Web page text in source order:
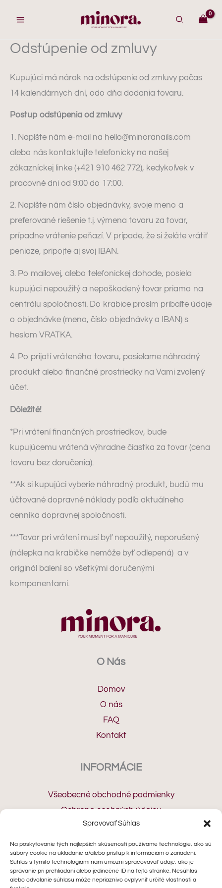
Spravovať Súhlas
Na poskytovanie tých najlepších skúseností používame technológie, ako sú
súbory cookie na ukladanie a/alebo prístup k informáciám o zariadení.
Súhlas s týmito technológiami nám umožní spracovávať údaje, ako je
správanie pri prehliadaní alebo jedinečné ID na tejto stránke. Nesúhlas
alebo odvolanie súhlasu môže nepriaznivo ovplyvniť určité vlastnosti a
Odstúpenie od zmluvy
Kupujúci má nárok na odstúpenie od zmluvy počas
14 kalendárnych dní, odo dňa dodania tovaru.
Postup odstúpenia od zmluvy
1. Napíšte nám e-mail na hello@minoranails.com
alebo nás kontaktujte telefonicky na našej
zákazníckej linke (+421 910 462 772), kedykoľvek v
pracovné dni od 9:00 do 17:00.
2. Napíšte nám číslo objednávky, svoje meno a
preferované riešenie t.j. výmena tovaru za tovar,
prípadne vrátenie peňazí. V prípade, že si želáte vrátiť
peniaze, pripojte aj svoj IBAN.
3. Po mailovej, alebo telefonickej dohode, posiela
kupujúci nepoužitý a nepoškodený tovar priamo na
centrálu spoločnosti. Do krabice prosím pribaľte údaje
o objednávke (meno, číslo objednávky a IBAN) s
heslom VRATKA.
4. Po prijatí vráteného tovaru, posielame náhradný
produkt alebo finančné prostriedky na Vami zvolený
účet.
Dôležité!
*Pri vrátení finančných prostriedkov, bude
kupujúcemu vrátená výhradne čiastka za tovar (cena
tovaru bez doručenia).
**Ak si kupujúci vyberie náhradný produkt, budú mu
účtované dopravné náklady podľa aktuálneho
cenníka dopravnej spoločnosti.
***Tovar pri vrátení musí byť nepoužitý, neporušený
(nálepka na krabičke nemôže byť odlepená) a v
originál balení so všetkými doručenými
komponentami.
O Nás
Domov
O nás
FAQ
Kontakt
INFORMÁCIE
Všeobecné obchodné podmienky
Ochrana osobných údajov
Cookies
Odstúpenie od zmluvy
Reklamačný protokol